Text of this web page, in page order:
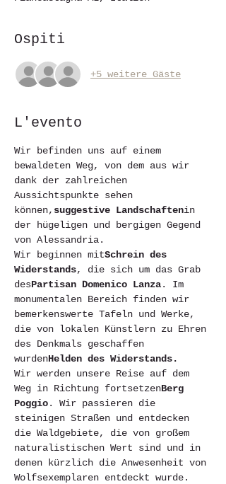
Ospiti
+5 weitere Gäste
L'evento
Wir befinden uns auf einem
bewaldeten Weg, von dem aus wir
dank der zahlreichen
Aussichtspunkte sehen
können, suggestive Landschaftenin
der hügeligen und bergigen Gegend
von Alessandria.
Wir beginnen mitSchrein des
Widerstands, die sich um das Grab
desPartisan Domenico Lanza. Im
monumentalen Bereich finden wir
bemerkenswerte Tafeln und Werke,
die von lokalen Künstlern zu Ehren
des Denkmals geschaffen
wurdenHelden des Widerstands.
Wir werden unsere Reise auf dem
Weg in Richtung fortsetzenBerg
Poggio. Wir passieren die
steinigen Straßen und entdecken
die Waldgebiete, die von großem
naturalistischen Wert sind und in
denen kürzlich die Anwesenheit von
Wolfsexemplaren entdeckt wurde.